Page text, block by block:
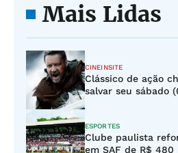
Mais Lidas
CINEINSITE
Clássico de ação
salvar seu sábado
ESPORTES
Clube paulista
em SAF de R$ 480